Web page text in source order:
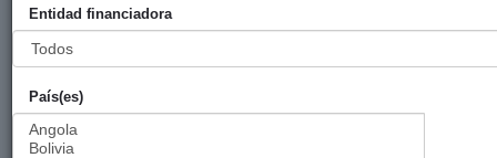
Entidad financiadora
País(es)